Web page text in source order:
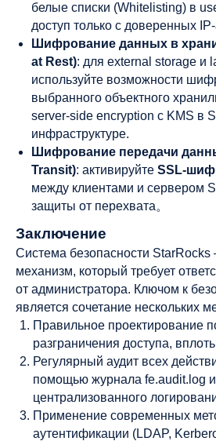
белые списки (Whitelisting) в
доступ только с доверенных
Шифрование данных в
at Rest): для external storage и
используйте возможности
выбранного объектного
server-side encryption с KMS в
инфраструктуре.
Шифрование передачи
Transit): активируйте SSL-
между клиентами и сервером
защиты от перехвата。
Заключение
Система безопасности
механизм, который требует
от администратора. Ключом к
является сочетание нескольких
Правильное проектирование
разграничения доступа,
Регулярный аудит всех
помощью журнала fe.audit.log
централизованного
Применение современных
аутентификации (LDAP,